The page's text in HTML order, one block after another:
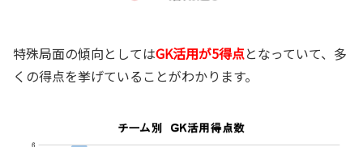
特殊局面の傾向としてはGK活用が5得点となっていて、多
くの得点を挙げていることがわかります。